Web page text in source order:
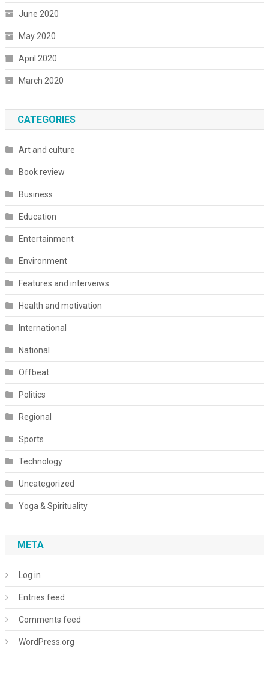
June 2020
May 2020
April 2020
March 2020
CATEGORIES
Art and culture
Book review
Business
Education
Entertainment
Environment
Features and interveiws
Health and motivation
International
National
Offbeat
Politics
Regional
Sports
Technology
Uncategorized
Yoga & Spirituality
META
Log in
Entries feed
Comments feed
WordPress.org